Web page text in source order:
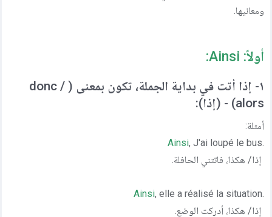
ومعانيها.
أولاً: Ainsi:
١- إذا أتت في بداية الجملة، تكون بمعنى ( donc /
alors) - (إذا):
أمثلة:
.
Ainsi, J'ai loupé le bus
إذا/ هكذا، فاتتني الحافلة.
.
Ainsi, elle a réalisé la situation
إذا/ هكذا، أدركت الوضع.